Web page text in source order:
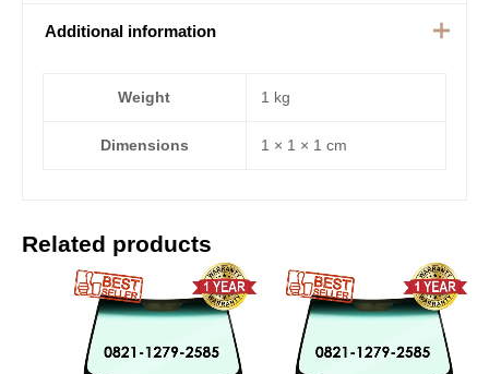
Additional information
Weight 1 kg
Dimensions 1 × 1 × 1 cm
Related products